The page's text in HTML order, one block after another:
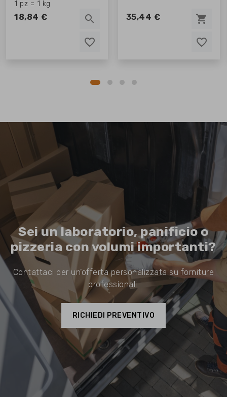
favorite_border
favorite_border
favorite_border
1 pz = 1 kg
18,84 € search
favorite_border
favorite_border
favorite_border
35,44 € shopping_cart
Sei un laboratorio, panificio o
pizzeria con volumi importanti?
Contattaci per un’offerta personalizzata su forniture
professionali.
RICHIEDI PREVENTIVO